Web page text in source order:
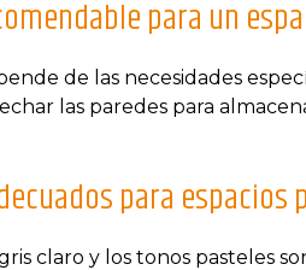
para un
de las necesidades
las paredes para
para espacios
claro y los tonos pasteles